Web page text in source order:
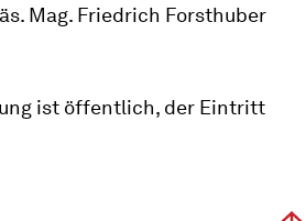
Mag. Friedrich Forsthuber
ist öffentlich, der Eintritt